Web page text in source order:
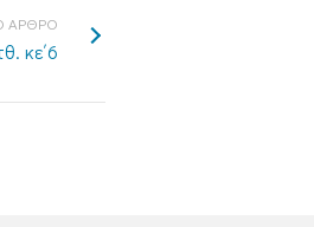
ΑΡΘΡΟ
κε΄6